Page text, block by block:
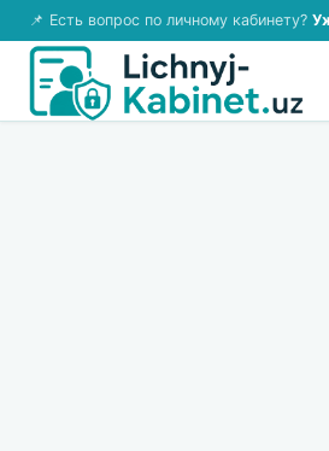
📌 Есть вопрос по личному кабинету?